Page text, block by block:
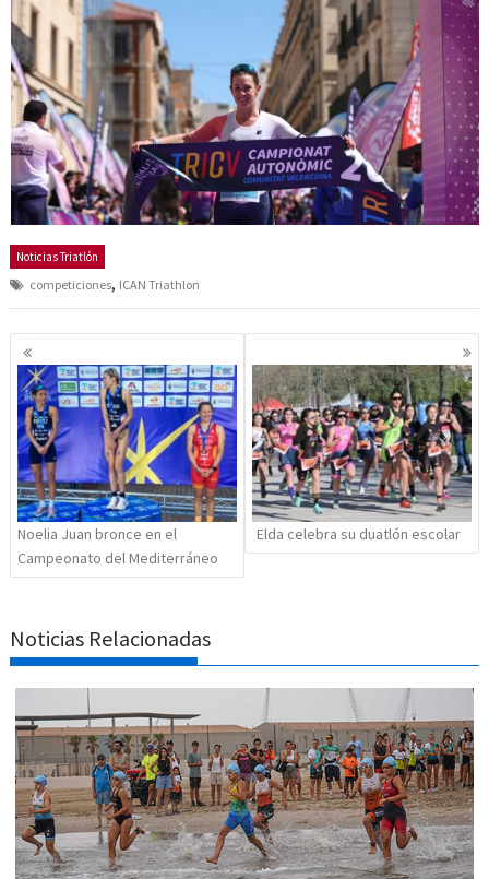
Noticias Triatlón
competiciones, ICAN Triathlon
Navegación
de
entradas
Noelia Juan bronce en el
Campeonato del Mediterráneo
Elda celebra su duatlón escolar
Noticias Relacionadas